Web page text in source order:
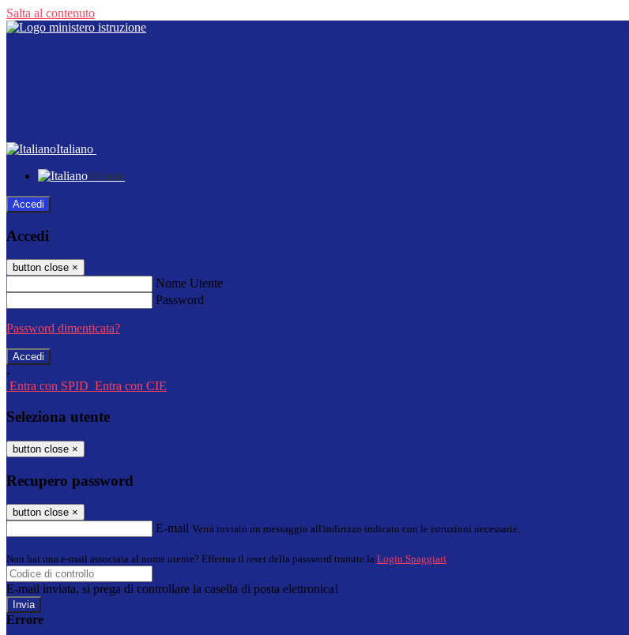
Salta al contenuto
Italiano
Italiano
Accedi
Accedi
button close ×
Nome Utente
Password
Password dimenticata?
-
Entra con SPID Entra con CIE
Seleziona utente
button close ×
Recupero password
button close ×
E-mail Verrà inviato un messaggio all'indirizzo indicato con le istruzioni necessarie.
Non hai una e-mail associata al nome utente? Effettua il reset della password tramite la Login Spaggiari
E-mail inviata, si prega di controllare la casella di posta elettronica!
Errore